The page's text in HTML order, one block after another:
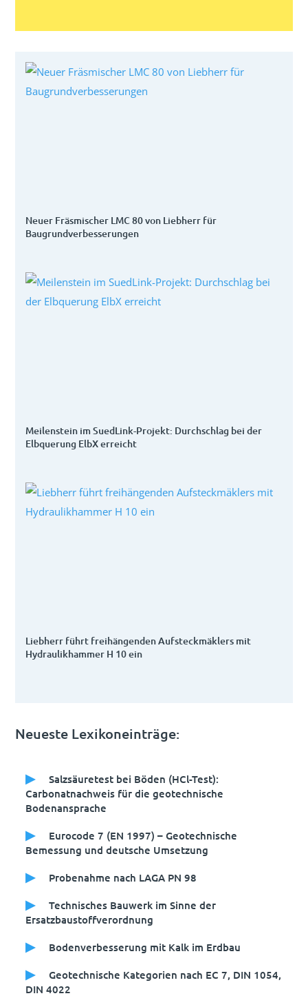
Neuer Fräsmischer LMC 80 von Liebherr für
Baugrundverbesserungen
Meilenstein im SuedLink-Projekt: Durchschlag bei der
Elbquerung ElbX erreicht
Liebherr führt freihängenden Aufsteckmäklers mit
Hydraulikhammer H 10 ein
Neueste Lexikoneinträge:
Salzsäuretest bei Böden (HCl-Test):
Carbonatnachweis für die geotechnische
Bodenansprache
Eurocode 7 (EN 1997) – Geotechnische
Bemessung und deutsche Umsetzung
Probenahme nach LAGA PN 98
Technisches Bauwerk im Sinne der
Ersatzbaustoffverordnung
Bodenverbesserung mit Kalk im Erdbau
Geotechnische Kategorien nach EC 7, DIN 1054,
DIN 4022